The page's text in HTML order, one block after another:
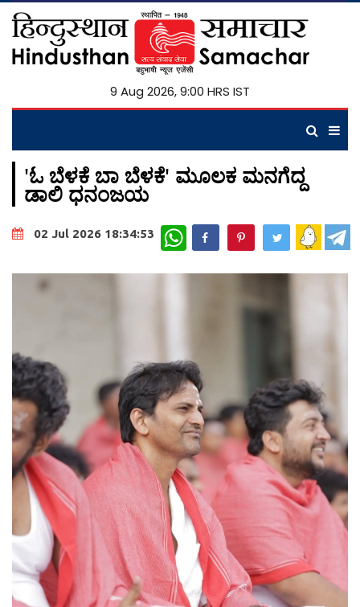
9 Aug 2026, 9:00 HRS IST
'ಓ ಬೆಳಕೆ ಬಾ ಬೆಳಕೆ' ಮೂಲಕ ಮನಗೆದ್ದ
ಡಾಲಿ ಧನಂಜಯ
02 Jul 2026 18:34:53 WhatsApp